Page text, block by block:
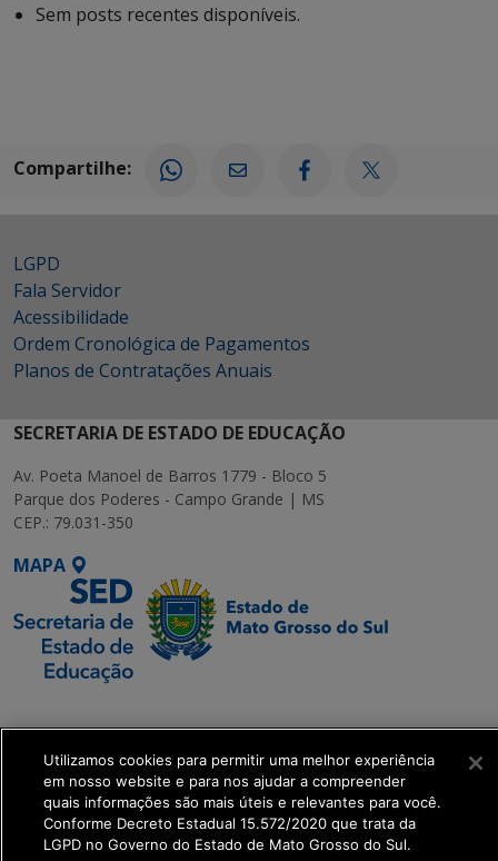
Sem posts recentes disponíveis.
Compartilhe:
LGPD
Fala Servidor
Acessibilidade
Ordem Cronológica de Pagamentos
Planos de Contratações Anuais
SECRETARIA DE ESTADO DE EDUCAÇÃO
Av. Poeta Manoel de Barros 1779 - Bloco 5
Parque dos Poderes - Campo Grande | MS
CEP.: 79.031-350
MAPA
Executiva de
Transformação Digital
get_footer();
Utilizamos cookies para permitir uma melhor experiência
em nosso website e para nos ajudar a compreender
quais informações são mais úteis e relevantes para você.
Conforme Decreto Estadual 15.572/2020 que trata da
LGPD no Governo do Estado de Mato Grosso do Sul.